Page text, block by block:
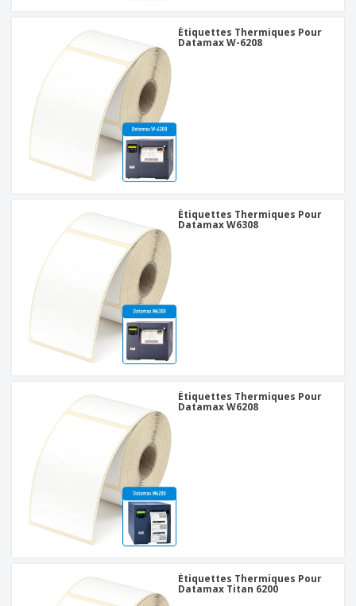
Étiquettes Thermiques Pour
Datamax W-6208
Étiquettes Thermiques Pour
Datamax W6308
Étiquettes Thermiques Pour
Datamax W6208
Étiquettes Thermiques Pour
Datamax Titan 6200